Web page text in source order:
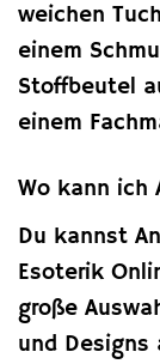
weichen
einem
Stoffbeutel
einem
Wo kann ich
Du kannst
Esoterik
große
und Designs